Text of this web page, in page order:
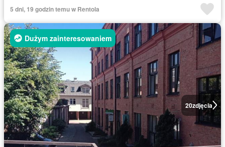
5 dni, 19 godzin temu w Rentola
20zdjęcia
Dużym zainteresowaniem